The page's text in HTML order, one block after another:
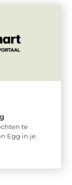
te
Egg in je